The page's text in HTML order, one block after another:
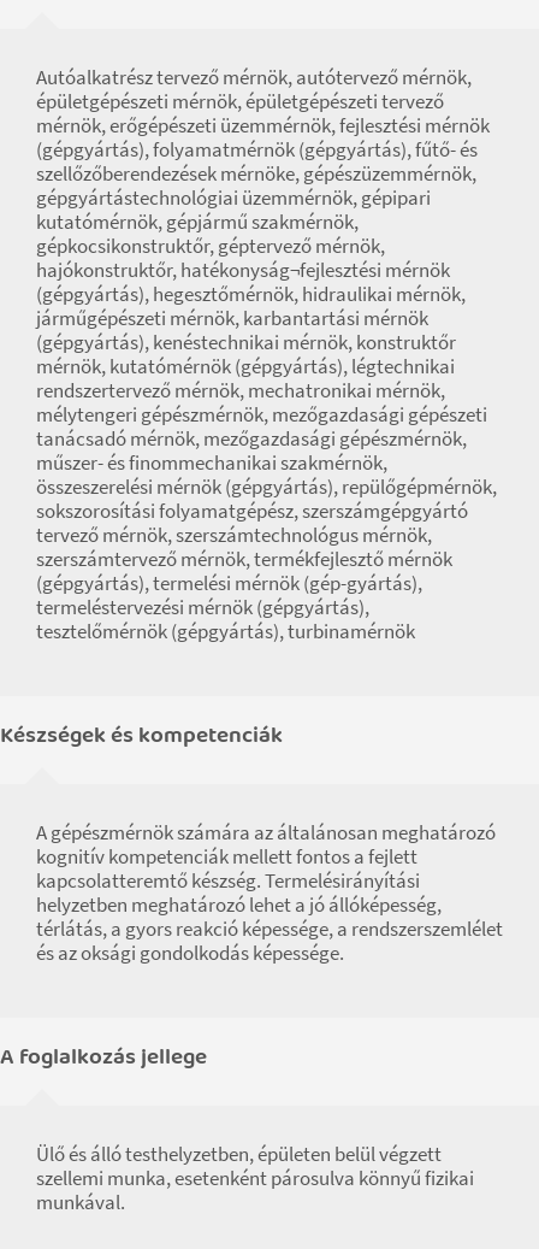
Autóalkatrész tervező mérnök, autótervező mérnök,
épületgépészeti mérnök, épületgépészeti tervező
mérnök, erőgépészeti üzemmérnök, fejlesztési mérnök
(gépgyártás), folyamatmérnök (gépgyártás), fűtő- és
szellőzőberendezések mérnöke, gépészüzemmérnök,
gépgyártástechnológiai üzemmérnök, gépipari
kutatómérnök, gépjármű szakmérnök,
gépkocsikonstruktőr, géptervező mérnök,
hajókonstruktőr, hatékonyság¬fejlesztési mérnök
(gépgyártás), hegesztőmérnök, hidraulikai mérnök,
járműgépészeti mérnök, karbantartási mérnök
(gépgyártás), kenéstechnikai mérnök, konstruktőr
mérnök, kutatómérnök (gépgyártás), légtechnikai
rendszertervező mérnök, mechatronikai mérnök,
mélytengeri gépészmérnök, mezőgazdasági gépészeti
tanácsadó mérnök, mezőgazdasági gépészmérnök,
műszer- és finommechanikai szakmérnök,
összeszerelési mérnök (gépgyártás), repülőgépmérnök,
sokszorosítási folyamatgépész, szerszámgépgyártó
tervező mérnök, szerszámtechnológus mérnök,
szerszámtervező mérnök, termékfejlesztő mérnök
(gépgyártás), termelési mérnök (gép-gyártás),
termeléstervezési mérnök (gépgyártás),
tesztelőmérnök (gépgyártás), turbinamérnök
Készségek és kompetenciák
A gépészmérnök számára az általánosan meghatározó
kognitív kompetenciák mellett fontos a fejlett
kapcsolatteremtő készség. Termelésirányítási
helyzetben meghatározó lehet a jó állóképesség,
térlátás, a gyors reakció képessége, a rendszerszemlélet
és az oksági gondolkodás képessége.
A foglalkozás jellege
Ülő és álló testhelyzetben, épületen belül végzett
szellemi munka, esetenként párosulva könnyű fizikai
munkával.